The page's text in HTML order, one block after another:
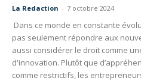
La Redaction - 7 octobre 2024
Dans ce monde en constante
pas seulement répondre aux
aussi considérer le droit comme
d'innovation. Plutôt que
comme restrictifs, les